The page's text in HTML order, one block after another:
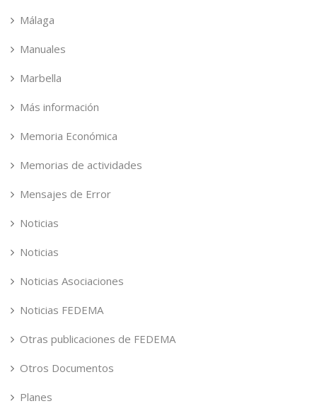
Málaga
Manuales
Marbella
Más información
Memoria Económica
Memorias de actividades
Mensajes de Error
Noticias
Noticias
Noticias Asociaciones
Noticias FEDEMA
Otras publicaciones de FEDEMA
Otros Documentos
Planes